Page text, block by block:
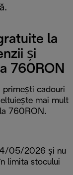
la
și
760RON
cadouri
mai mult
760RON.
05/2026 și nu
limita stocului